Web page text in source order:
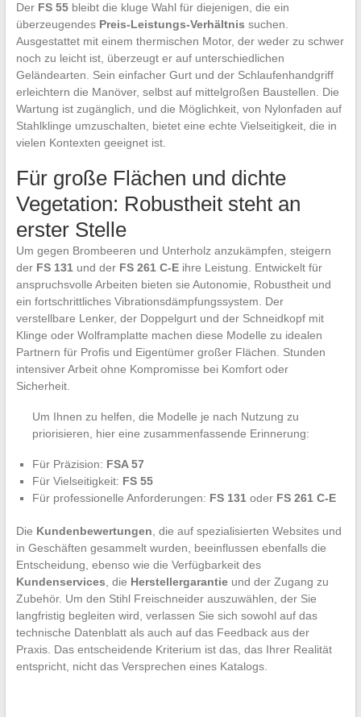
Der FS 55bleibt die kluge Wahl für diejenigen, die ein
überzeugendes Preis-Leistungs-Verhältnis suchen.
Ausgestattet mit einem thermischen Motor, der weder zu schwer
noch zu leicht ist, überzeugt er auf unterschiedlichen
Geländearten. Sein einfacher Gurt und der Schlaufenhandgriff
erleichtern die Manöver, selbst auf mittelgroßen Baustellen. Die
Wartung ist zugänglich, und die Möglichkeit, von Nylonfaden auf
Stahlklinge umzuschalten, bietet eine echte Vielseitigkeit, die in
vielen Kontexten geeignet ist.
Für große Flächen und dichte
Vegetation: Robustheit steht an
erster Stelle
Um gegen Brombeeren und Unterholz anzukämpfen, steigern
der FS 131 und der FS 261 C-Eihre Leistung. Entwickelt für
anspruchsvolle Arbeiten bieten sie Autonomie, Robustheit und
ein fortschrittliches Vibrationsdämpfungssystem. Der
verstellbare Lenker, der Doppelgurt und der Schneidkopf mit
Klinge oder Wolframplatte machen diese Modelle zu idealen
Partnern für Profis und Eigentümer großer Flächen. Stunden
intensiver Arbeit ohne Kompromisse bei Komfort oder
Sicherheit.
Um Ihnen zu helfen, die Modelle je nach Nutzung zu
priorisieren, hier eine zusammenfassende Erinnerung:
Für Präzision: FSA 57
Für Vielseitigkeit: FS 55
Für professionelle Anforderungen: FS 131 oder FS 261 C-E
Die Kundenbewertungen , die auf spezialisierten Websites und
in Geschäften gesammelt wurden, beeinflussen ebenfalls die
Entscheidung, ebenso wie die Verfügbarkeit des
Kundenservices , die Herstellergarantieund der Zugang zu
Zubehör. Um den Stihl Freischneider auszuwählen, der Sie
langfristig begleiten wird, verlassen Sie sich sowohl auf das
technische Datenblatt als auch auf das Feedback aus der
Praxis. Das entscheidende Kriterium ist das, das Ihrer Realität
entspricht, nicht das Versprechen eines Katalogs.